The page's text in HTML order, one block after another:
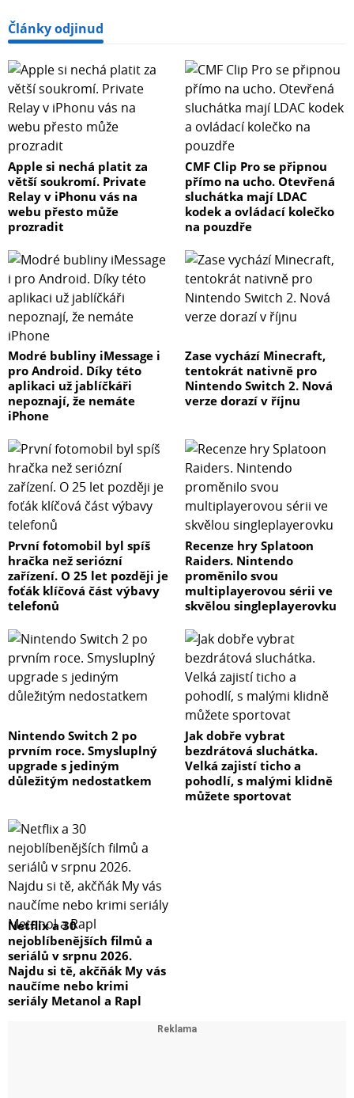
Články odjinud
Apple si nechá platit za
větší soukromí. Private
Relay v iPhonu vás na
webu přesto může
prozradit
CMF Clip Pro se připnou
přímo na ucho. Otevřená
sluchátka mají LDAC
kodek a ovládací kolečko
na pouzdře
Modré bubliny iMessage i
pro Android. Díky této
aplikaci už jablíčkáři
nepoznají, že nemáte
iPhone
Zase vychází Minecraft,
tentokrát nativně pro
Nintendo Switch 2. Nová
verze dorazí v říjnu
První fotomobil byl spíš
hračka než seriózní
zařízení. O 25 let později je
foťák klíčová část výbavy
telefonů
Recenze hry Splatoon
Raiders. Nintendo
proměnilo svou
multiplayerovou sérii ve
skvělou singleplayerovku
Nintendo Switch 2 po
prvním roce. Smysluplný
upgrade s jediným
důležitým nedostatkem
Jak dobře vybrat
bezdrátová sluchátka.
Velká zajistí ticho a
pohodlí, s malými klidně
můžete sportovat
Netflix a 30
nejoblíbenějších filmů a
seriálů v srpnu 2026.
Najdu si tě, akčňák My vás
naučíme nebo krimi
seriály Metanol a Rapl